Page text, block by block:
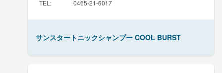
TEL : 0465-21-6017
サンスタートニックシャンプー COOL BURST